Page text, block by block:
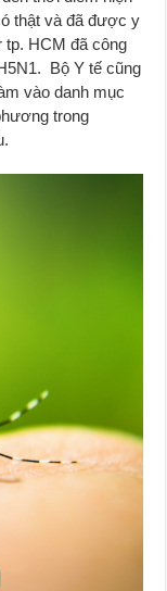
thật và đã được y
tp. HCM đã công
Bộ Y tế cũng
vào danh mục
trong